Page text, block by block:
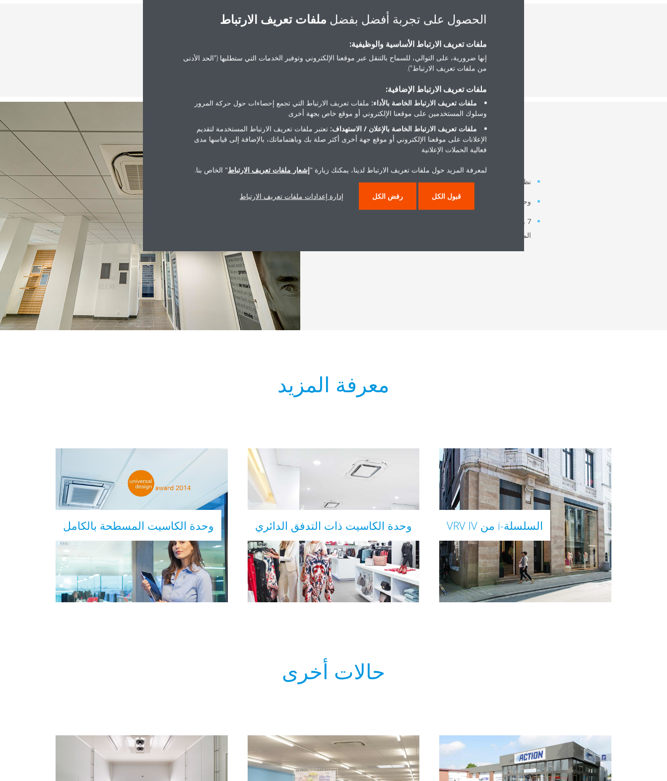
نظرة سريعة على الحل
نظام واحد من السلسلة i من VRV IV
وحدتي كاسيت ذات تدفق دائري في منطقة الاستقبال
7 وحدات كاسيت مسطحة بالكامل في كل مساحة من مساحات
المكتب
معرفة المزيد
السلسلة-i من VRV IV وحدة الكاسيت ذات التدفق الدائري وحدة الكاسيت المسطحة بالكامل
حالات أخرى
الحصول على تجربة أفضل بفضل ملفات تعريف الارتباط
ملفات تعريف الارتباط الأساسية والوظيفية:
إنها ضرورية، على التوالي، للسماح بالتنقل عبر موقعنا الإلكتروني وتوفير الخدمات التي ستطلبها ("الحد الأدنى
من ملفات تعريف الارتباط").
ملفات تعريف الارتباط الإضافية:
ملفات تعريف الارتباط الخاصة بالأداء: ملفات تعريف الارتباط التي تجمع إحصاءات حول حركة المرور
وسلوك المستخدمين على موقعنا الإلكتروني أو موقع خاص بجهة أخرى
ملفات تعريف الارتباط الخاصة بالإعلان / الاستهداف: تعتبر ملفات تعريف الارتباط المستخدمة لتقديم
الإعلانات على موقعنا الإلكتروني أو موقع جهة أخرى أكثر صلة بك وباهتماماتك، بالإضافة إلى قياسها مدى
فعالية الحملات الإعلانية
لمعرفة المزيد حول ملفات تعريف الارتباط لدينا، يمكنك زيارة "إشعار ملفات تعريف الارتباط" الخاص بنا.
قبول الكل رفض الكل إدارة إعدادات ملفات تعريف الارتباط